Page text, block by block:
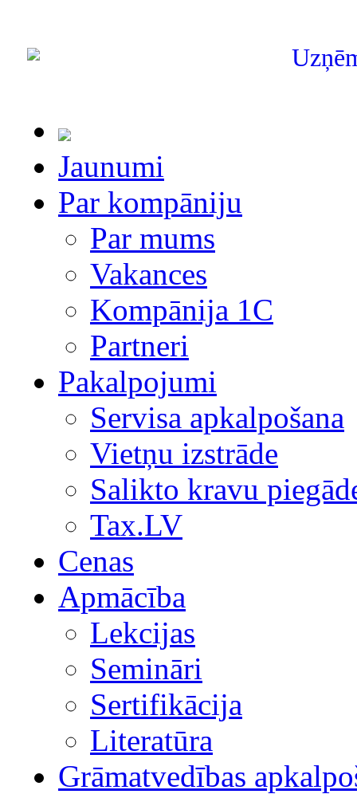
Jaunumi
Par kompāniju
Par mums
Vakances
Kompānija 1С
Partneri
Pakalpojumi
Servisa apkalpošana
Vietņu izstrāde
Salikto kravu
Tax.LV
Cenas
Apmācība
Lekcijas
Semināri
Sertifikācija
Literatūra
Grāmatvedības